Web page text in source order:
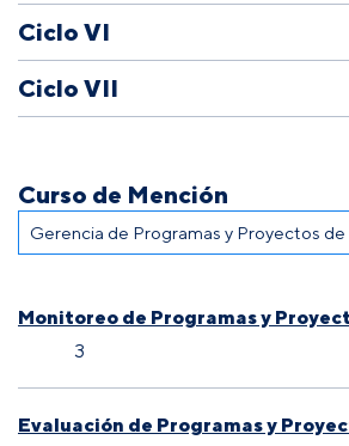
Ciclo VI
Ciclo VII
Curso de Mención
Monitoreo de Programas y
3
Evaluación de Programas y